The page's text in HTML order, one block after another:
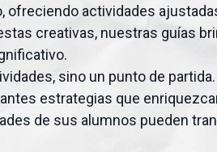
ofreciendo actividades
creativas, nuestras guías
sino un punto de
estrategias que
de sus alumnos pueden